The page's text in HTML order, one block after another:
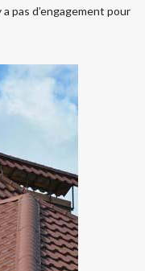
pas d’engagement pour